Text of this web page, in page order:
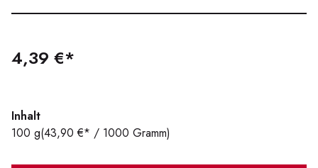
4,39 €*
Inhalt
100 g(43,90 €* / 1000 Gramm)